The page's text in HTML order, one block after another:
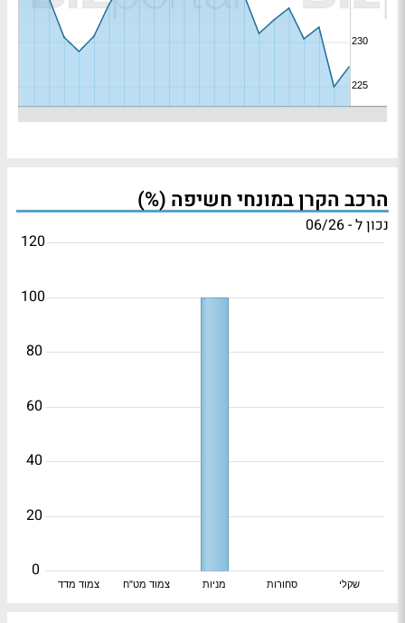
הרכב הקרן במונחי חשיפה (%)
נכון ל - 06/26
צמוד מדד צמוד מט"ח מניות סחורות שקלי
0
20
40
60
80
100
120